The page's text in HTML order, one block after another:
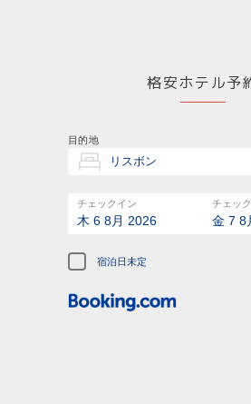
格安ホテル予
目的地
チェックイン
木 6 8月 2026
チェッ
金 7 8
宿泊日未定